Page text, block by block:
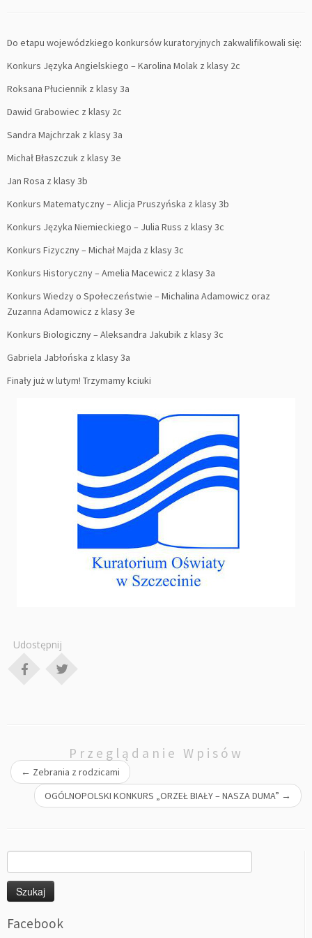
Do etapu wojewódzkiego konkursów kuratoryjnych zakwalifikowali się:
Konkurs Języka Angielskiego – Karolina Molak z klasy 2c
Roksana Płuciennik z klasy 3a
Dawid Grabowiec z klasy 2c
Sandra Majchrzak z klasy 3a
Michał Błaszczuk z klasy 3e
Jan Rosa z klasy 3b
Konkurs Matematyczny – Alicja Pruszyńska z klasy 3b
Konkurs Języka Niemieckiego – Julia Russ z klasy 3c
Konkurs Fizyczny – Michał Majda z klasy 3c
Konkurs Historyczny – Amelia Macewicz z klasy 3a
Konkurs Wiedzy o Społeczeństwie – Michalina Adamowicz oraz
Zuzanna Adamowicz z klasy 3e
Konkurs Biologiczny – Aleksandra Jakubik z klasy 3c
Gabriela Jabłońska z klasy 3a
Finały już w lutym! Trzymamy kciuki
Udostępnij
Przeglądanie Wpisów
← Zebrania z rodzicami
OGÓLNOPOLSKI KONKURS „ORZEŁ BIAŁY – NASZA DUMA” →
Facebook